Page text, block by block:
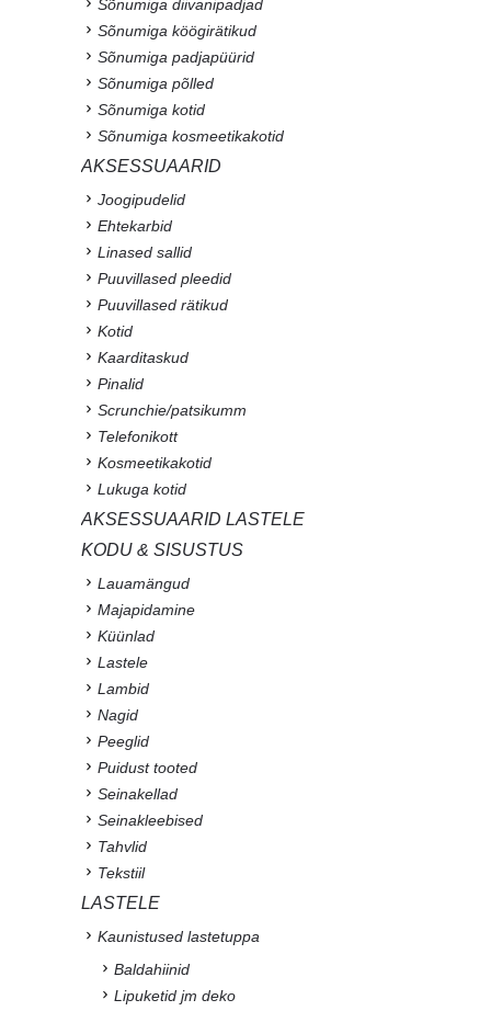
Sõnumiga diivanipadjad
Sõnumiga köögirätikud
Sõnumiga padjapüürid
Sõnumiga põlled
Sõnumiga kotid
Sõnumiga kosmeetikakotid
AKSESSUAARID
Joogipudelid
Ehtekarbid
Linased sallid
Puuvillased pleedid
Puuvillased rätikud
Kotid
Kaarditaskud
Pinalid
Scrunchie/patsikumm
Telefonikott
Kosmeetikakotid
Lukuga kotid
AKSESSUAARID LASTELE
KODU & SISUSTUS
Lauamängud
Majapidamine
Küünlad
Lastele
Lambid
Nagid
Peeglid
Puidust tooted
Seinakellad
Seinakleebised
Tahvlid
Tekstiil
LASTELE
Kaunistused lastetuppa
Baldahiinid
Lipuketid jm deko